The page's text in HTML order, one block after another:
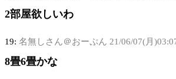
2部屋欲しいわ
19: 名無しさん＠おーぷん 21/06/07(月
8畳6畳かな